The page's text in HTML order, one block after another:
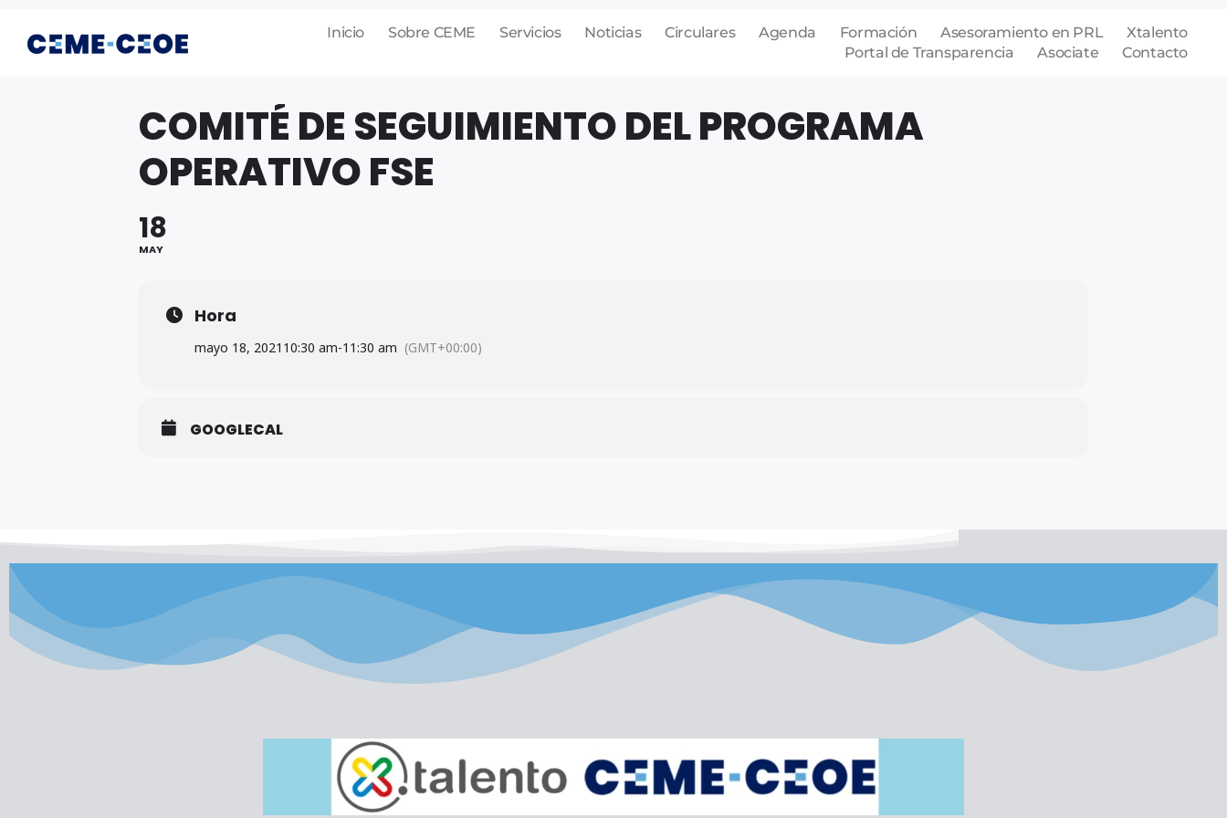
Inicio Sobre CEME Servicios Noticias Circulares Agenda Formación Asesoramiento en PRL
Xtalento
Portal de Transparencia
Asociate Contacto
COMITÉ DE SEGUIMIENTO DEL PROGRAMA
OPERATIVO FSE
18
MAY
Hora
mayo 18, 2021 10:30 am-11:30 am (GMT+00:00)
GOOGLECAL